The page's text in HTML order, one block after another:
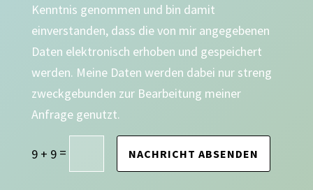
Kenntnis genommen und bin damit
einverstanden, dass die von mir angegebenen
Daten elektronisch erhoben und gespeichert
werden. Meine Daten werden dabei nur streng
zweckgebunden zur Bearbeitung meiner
Anfrage genutzt.
9 + 9 = NACHRICHT ABSENDEN